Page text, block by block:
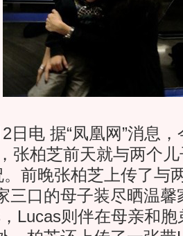
电 据“凤凰网”消息，
张柏芝前天就与两个
前晚张柏芝上传了与
三口的母子装尽晒温
Lucas则伴在母亲和